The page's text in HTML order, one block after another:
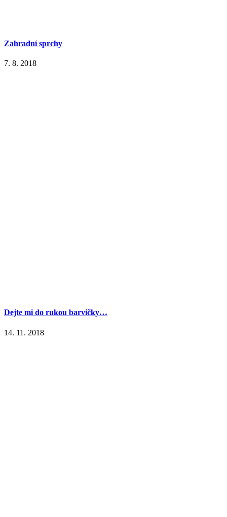
Zahradní sprchy
7. 8. 2018
Dejte mi do rukou barvičky…
14. 11. 2018